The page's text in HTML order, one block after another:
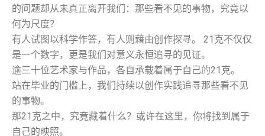
的问题却从未真正离开我们：那些看不见的事物，究竟以
何为尺度？
有人试图以科学作答，有人则藉由创作探寻。 21克不仅仅
是一个数字，更是我们对意义永恒追寻的见证。
逾三十位艺术家与作品，各自承载着属于自己的21克。
站在毕业的门槛上，我们持续以创作实践追寻那些看不见
的事物。
那21克之中，究竟藏着什么？或许在这里，你将找到属于
自己的映照。